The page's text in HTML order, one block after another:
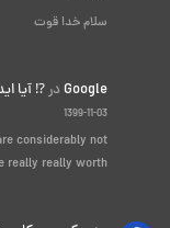
سلام خدا قوت
Google در⁉️ آیا
1399-11-03
considerably not
really worth…